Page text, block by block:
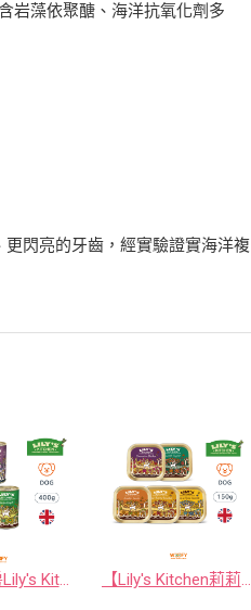
岩藻依聚醣、海洋抗氧化劑多
更閃亮的牙齒，經實驗證實海洋複
【莉莉廚房Lily's Kitchen】英國原裝進口狗罐頭/狗餐盒 400g｜國際領導天然寵物食品 ‧ 皇室認證 【Lily's Kitchen莉莉廚房】英國原裝進口狗罐頭/狗餐盒 150g｜國際領導天然寵物食品 ‧ 皇室認證寵物品牌